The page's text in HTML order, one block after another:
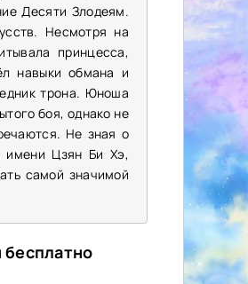
Десяти Злодеям.
Несмотря на
принцесса,
навыки обмана и
трона. Юноша
боя, однако не
Не зная о
имени Цзян Би Хэ,
самой значимой
бесплатно